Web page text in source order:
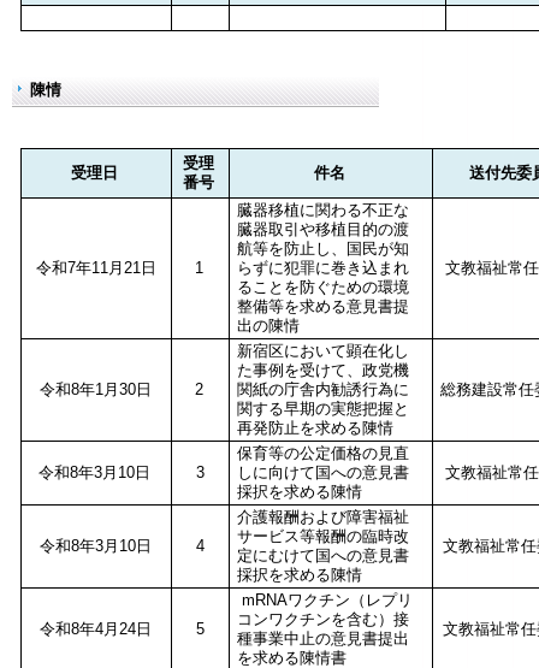
陳情
受理日
受理
番号
件名 送付先委
令和7年11月21日 1
臓器移植に関わる不正な
臓器取引や移植目的の渡
航等を防止し、国民が知
らずに犯罪に巻き込まれ
ることを防ぐための環境
整備等を求める意見書提
出の陳情
文教福祉常
令和8年1月30日 2
新宿区において顕在化し
た事例を受けて、政党機
関紙の庁舎内勧誘行為に
関する早期の実態把握と
再発防止を求める陳情
総務建設常
令和8年3月10日 3
保育等の公定価格の見直
しに向けて国への意見書
採択を求める陳情
文教福祉常
令和8年3月10日 4
介護報酬および障害福祉
サービス等報酬の臨時改
定にむけて国への意見書
採択を求める陳情
文教福祉常
令和8年4月24日 5
mRNAワクチン（レプリ
コンワクチンを含む）接
種事業中止の意見書提出
を求める陳情書
文教福祉常